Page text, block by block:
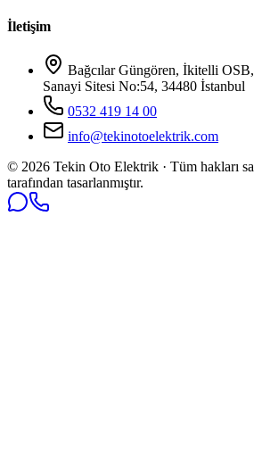
İletişim
Bağcılar Güngören, İkitelli
Sanayi Sitesi No:54, 34480 İstanbul
0532 419 14 00
info@tekinotoelektrik.com
© 2026 Tekin Oto Elektrik · Tüm hakları
tarafından tasarlanmıştır.